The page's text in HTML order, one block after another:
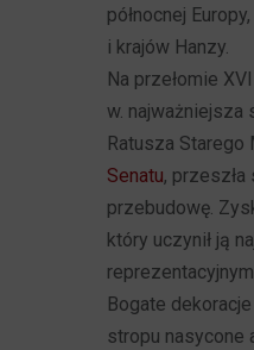
północnej
i krajów Hanzy.
Na przełomie XVI
w. najważniejsza
Ratusza Starego
Senatu, przeszła
przebudowę.
który uczynił ją
Bogate
stropu nasycone